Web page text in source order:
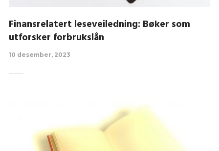
Finansrelatert leseveiledning: Bøker som
utforsker forbrukslån
10 desember, 2023